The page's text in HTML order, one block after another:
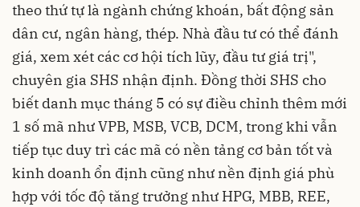
theo thứ tự là ngành chứng khoán, bất động sản
dân cư, ngân hàng, thép. Nhà đầu tư có thể đánh
giá, xem xét các cơ hội tích lũy, đầu tư giá trị",
chuyên gia SHS nhận định. Đồng thời SHS cho
biết danh mục tháng 5 có sự điều chỉnh thêm mới
1 số mã như VPB, MSB, VCB, DCM, trong khi vẫn
tiếp tục duy trì các mã có nền tảng cơ bản tốt và
kinh doanh ổn định cũng như nền định giá phù
hợp với tốc độ tăng trưởng như HPG, MBB, REE,